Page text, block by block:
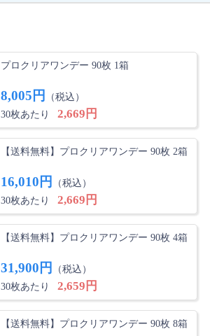
プロクリアワンデー 90枚 1箱
8,005円
（税込）
30枚あたり
2,669円
【送料無料】プロクリアワンデー 90枚 2箱
16,010円
（税込）
30枚あたり
2,669円
【送料無料】プロクリアワンデー 90枚 4箱
31,900円
（税込）
30枚あたり
2,659円
【送料無料】プロクリアワンデー 90枚 8箱